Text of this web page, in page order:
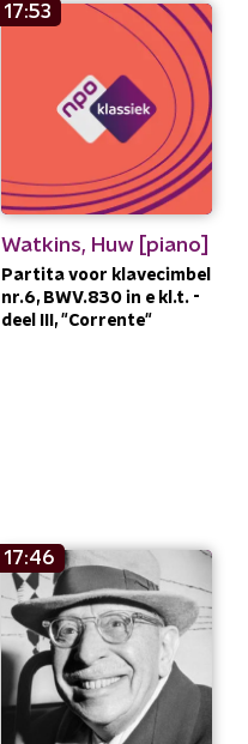
17:53
Watkins, Huw [piano]
Partita voor klavecimbel
nr.6, BWV.830 in e kl.t. -
deel III, "Corrente"
17:46